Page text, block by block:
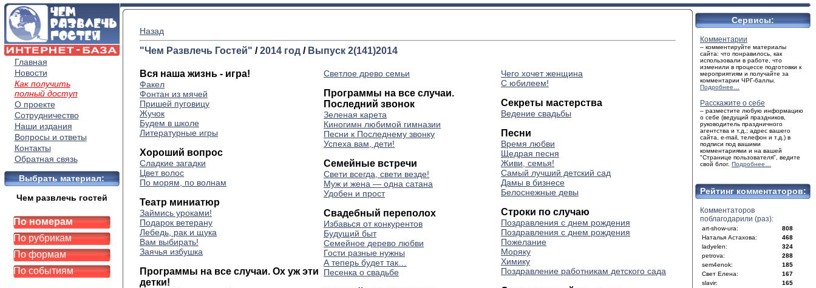
Главная
Новости
Как получить
полный доступ
О проекте
Сотрудничество
Наши издания
Вопросы и ответы
Контакты
Обратная связь
Выбрать материал:
Чем развлечь гостей
По номерам
По рубрикам
По формам
По событиям
Назад
"Чем Развлечь Гостей" /2014 год / Выпуск 2(141)2014
Вся наша жизнь - игра!
Факел
Фонтан из мячей
Пришей пуговицу
Жучок
Будем в школе
Литературные игры
Хороший вопрос
Сладкие загадки
Цвет волос
По морям, по волнам
Театр миниатюр
Займись уроками!
Подарок ветерану
Лебедь, рак и щука
Вам выбирать!
Заячья избушка
Программы на все случаи. Ох уж эти
детки!
Светлое древо семьи
Программы на все случаи.
Последний звонок
Зеленая карета
Киногимн любимой гимназии
Песни к Последнему звонку
Успеха вам, дети!
Семейные встречи
Свети всегда, свети везде!
Муж и жена — одна сатана
Удобен и прост
Свадебный переполох
Избавься от конкурентов
Будущий быт
Семейное дерево любви
Гости разные нужны
А теперь будет так…
Песенка о свадьбе
Чего хочет женщина
С юбилеем!
Секреты мастерства
Ведение свадьбы
Песни
Время любви
Щедрая песня
Живи, семья!
Самый лучший детский сад
Дамы в бизнесе
Белоснежные девы
Строки по случаю
Поздравления с днем рождения
Поздравления с днем рождения
Пожелание
Моряку
Химику
Поздравление работникам детского сада
Сервисы:
Комментарии
– комментируйте материалы
сайта: что понравилось, как
использовали в работе, что
изменили в процессе подготовки к
мероприятиям и получайте за
комментарии ЧРГ-баллы.
Подробнее…
Расскажите о себе
– разместите любую информацию
о себе (ведущий праздников,
руководитель праздничного
агентства и т.д.; адрес вашего
сайта, e-mail, телефон и т.д.) в
подписи под вашими
комментариями и на вашей
"Странице пользователя", ведите
свой блог. Подробнее…
Рейтинг комментаторов:
Комментаторов
поблагодарили (раз):
art-show-ura:
808
Наталья Астахова:
468
ladyelen:
324
petrova:
288
sem4enok:
185
Свет Елена:
167
slavir:
165